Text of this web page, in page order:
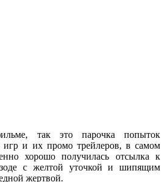
так это парочка попыток
игр и их промо трейлеров, в самом
хорошо получилась отсылка к
с желтой уточкой и шипящим
жертвой.